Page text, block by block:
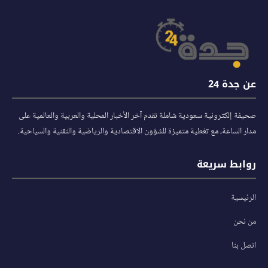
عن جدة 24
صحيفة إلكترونية سعودية شاملة تقدم آخر الأخبار المحلية والعربية والعالمية على
مدار الساعة، مع تغطية متميزة للشؤون الاقتصادية والرياضية والتقنية والسياحية.
روابط سريعة
الرئيسية
من نحن
اتصل بنا